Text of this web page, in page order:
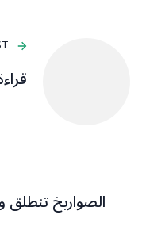
الصواريخ